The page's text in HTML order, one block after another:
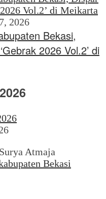
2026
Bekasi,
2026 Vol.2’ di